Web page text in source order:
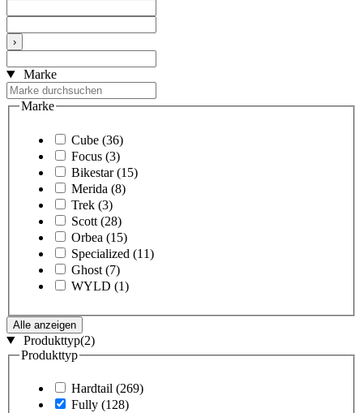
›
Marke
Marke
Cube (36)
Focus (3)
Bikestar (15)
Merida (8)
Trek (3)
Scott (28)
Orbea (15)
Specialized (11)
Ghost (7)
WYLD (1)
Alle anzeigen
Produkttyp(2)
Produkttyp
Hardtail (269)
Fully (128)